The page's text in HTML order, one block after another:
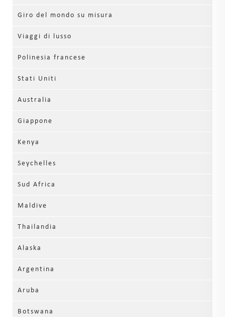
Giro del mondo su misura
Viaggi di lusso
Polinesia francese
Stati Uniti
Australia
Giappone
Kenya
Seychelles
Sud Africa
Maldive
Thailandia
Alaska
Argentina
Aruba
Botswana